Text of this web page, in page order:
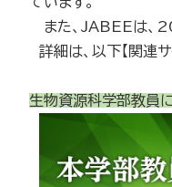
また、JABEEは、
詳細は、以下【関連
生物資源科学部教員